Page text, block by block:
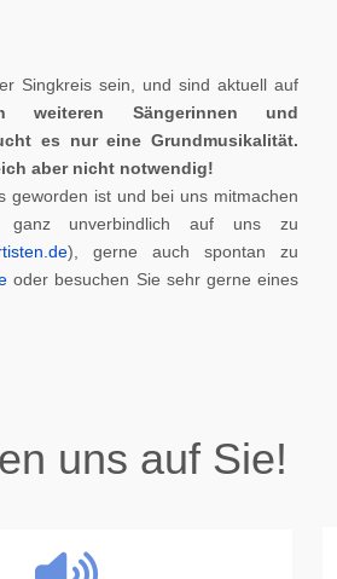
Singkreis sein, und sind aktuell auf
weiteren Sängerinnen und
es nur eine Grundmusikalität.
aber nicht notwendig!
geworden ist und bei uns mitmachen
ganz unverbindlich auf uns zu
), gerne auch spontan zu
oder besuchen Sie sehr gerne eines
uns auf Sie!